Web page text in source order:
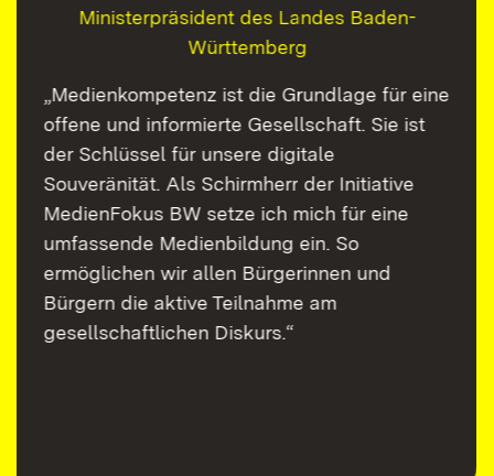
Ministerpräsident des Landes Baden-
Württemberg
„Medienkompetenz ist die Grundlage für eine
offene und informierte Gesellschaft. Sie ist
der Schlüssel für unsere digitale
Souveränität. Als Schirmherr der Initiative
MedienFokus BW setze ich mich für eine
umfassende Medienbildung ein. So
ermöglichen wir allen Bürgerinnen und
Bürgern die aktive Teilnahme am
gesellschaftlichen Diskurs.“